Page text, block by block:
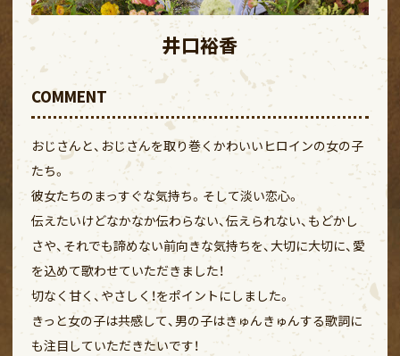
井口裕香
COMMENT
おじさんと、おじさんを取り巻くかわいいヒロインの女の子
たち。
彼女たちのまっすぐな気持ち。そして淡い恋心。
伝えたいけどなかなか伝わらない、伝えられない、もどかし
さや、それでも諦めない前向きな気持ちを、大切に大切に、愛
を込めて歌わせていただきました！
切なく甘く、やさしく！をポイントにしました。
きっと女の子は共感して、男の子はきゅんきゅんする歌詞に
も注目していただきたいです！